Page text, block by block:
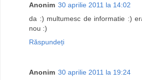
Anonim 30 aprilie 2011 la 14:02
da :) multumesc de informatie :)
nou :)
Răspundeți
Anonim 30 aprilie 2011 la 19:24